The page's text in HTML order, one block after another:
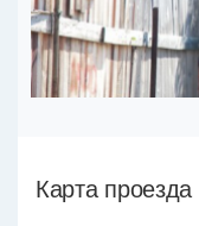
Карта проезда